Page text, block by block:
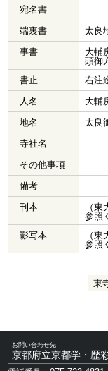
宛名書
端裏書
太良
事書
大輔
頭御
書止
右注
人名
大輔
地名
太良
寺社名
その他事項
備考
刊本
（
参照
影写本
（
参照
東
お問い合わせ先
京都府立京都学・歴